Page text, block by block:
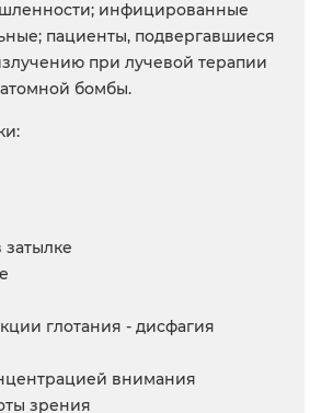
инфицированные
пациенты, подвергавшиеся
при лучевой терапии
бомбы.
затылке
глотания - дисфагия
внимания
зрения